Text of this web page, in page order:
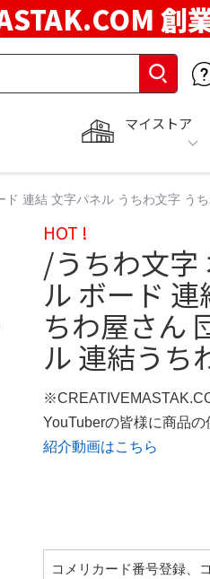
創
マイストア
連結 文字パネル うちわ文字 う
HOT !
/うちわ文字
ル ボード 連
ちわ屋さん
ル 連結うち
YouTuberの皆様に商品
紹介動画はこちら
コメリカード番号登録、